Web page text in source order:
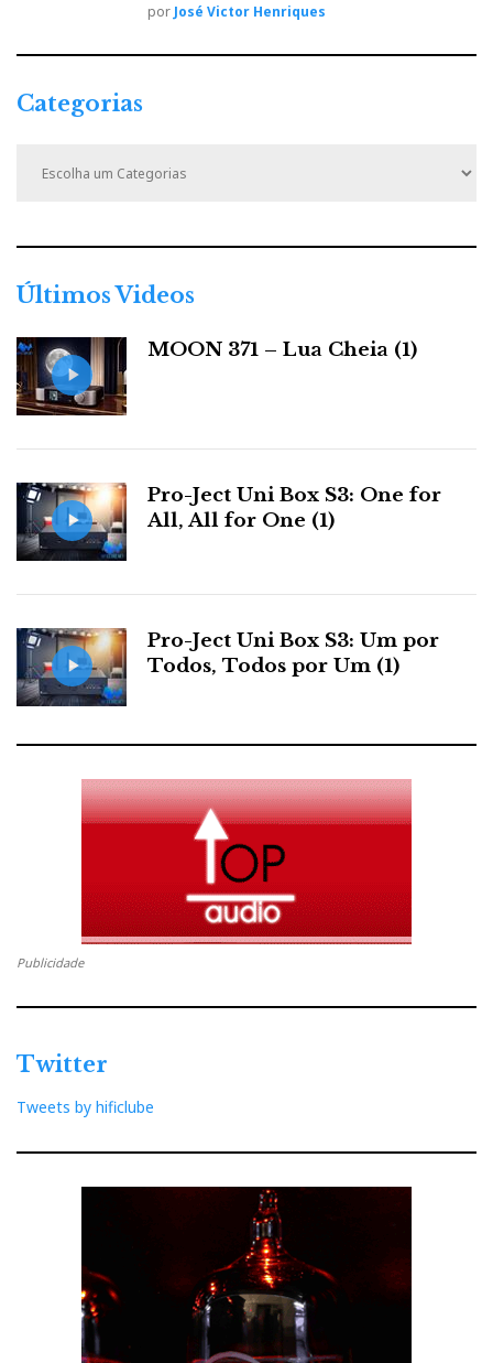
por José Victor Henriques
Categorias
r
i
s
Últimos Videos
MOON 371 – Lua Cheia (1)
Pro-Ject Uni Box S3: One for
All, All for One (1)
Pro-Ject Uni Box S3: Um por
Todos, Todos por Um (1)
Publicidade
Twitter
Tweets by hificlube